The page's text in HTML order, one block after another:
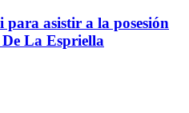
asistir a la posesión
La Espriella